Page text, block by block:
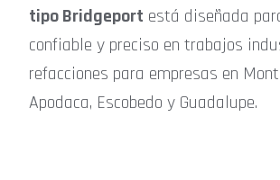
tipo Bridgeport está diseñada
confiable y preciso en trabajos
refacciones para empresas en
Apodaca, Escobedo y Guadalupe.